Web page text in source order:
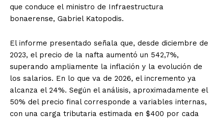
que conduce el ministro de Infraestructura
bonaerense, Gabriel Katopodis.
El informe presentado señala que, desde diciembre de
2023, el precio de la nafta aumentó un 542,7%,
superando ampliamente la inflación y la evolución de
los salarios. En lo que va de 2026, el incremento ya
alcanza el 24%. Según el análisis, aproximadamente el
50% del precio final corresponde a variables internas,
con una carga tributaria estimada en $400 por cada